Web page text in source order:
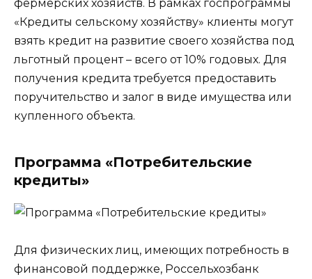
фермерских хозяйств. В рамках госпрограммы
«Кредиты сельскому хозяйству» клиенты могут
взять кредит на развитие своего хозяйства под
льготный процент – всего от 10% годовых. Для
получения кредита требуется предоставить
поручительство и залог в виде имущества или
купленного объекта.
Программа «Потребительские
кредиты»
Для физических лиц, имеющих потребность в
финансовой поддержке, Россельхозбанк